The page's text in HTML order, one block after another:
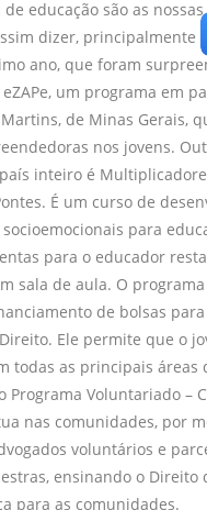
educação são as
dizer, principalmente
ano, que foram
um programa em
de Minas Gerais,
nos jovens.
inteiro é
É um curso de
para
para o educador
sala de aula. O
de bolsas
Ele permite que o
todas as principais áreas
Programa Voluntariado –
nas comunidades, por
voluntários e
ensinando o Direito
para as comunidades.